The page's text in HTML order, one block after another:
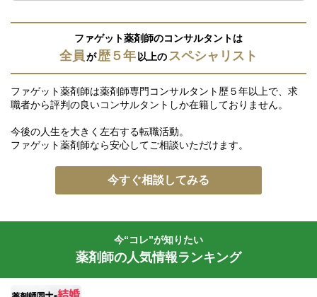
ファゲット薬剤師のコンサルタントは
全員が歴５年以上のスペシャリスト
ファゲット薬剤師は薬剤師専門コンサルタント歴５年以上で、求
職者から評判の良いコンサルタントしか在籍しておりません。
今後の人生を大きく左右する転職活動。
ファゲット薬剤師なら安心してご相談いただけます。
今すぐ相談してみる
今“コレ”が知りたい
薬剤師の人気情報ランキング